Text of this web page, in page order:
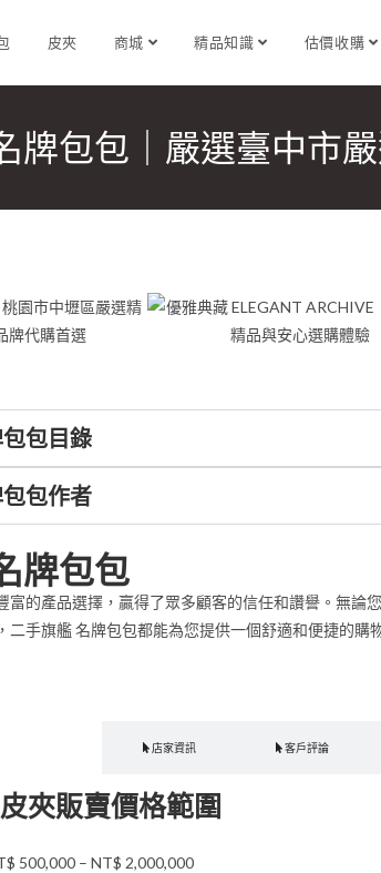
皮夾 商城 精品知識 估價收購
牌包包｜嚴選臺中市
包目錄
包作者
牌包包
富的產品選擇，贏得了眾多顧客的信任和讚譽。無論
二手旗艦 名牌包包都能為您提供一個舒適和便捷的
店家資訊 客戶評論
夾販賣價格範圍
500,000 – NT$ 2,000,000